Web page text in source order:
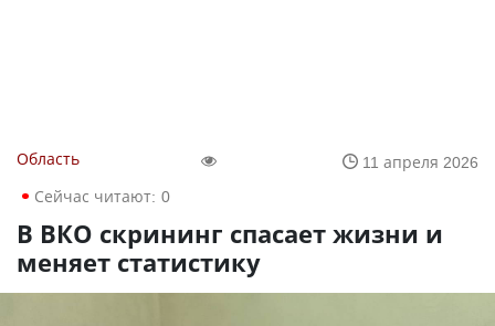
Область
11 апреля 2026
Сейчас читают: 0
В ВКО скрининг спасает жизни и
меняет статистику